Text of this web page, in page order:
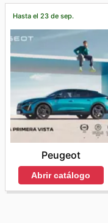
Hasta el 23 de sep.
Peugeot
Abrir catálogo